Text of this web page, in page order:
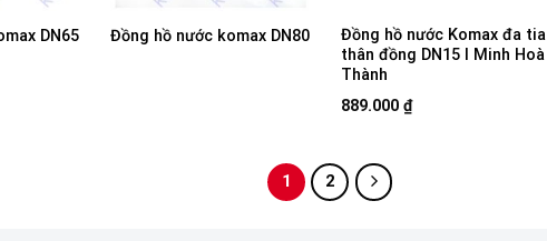
DN65 Đồng hồ nước komax DN80
Đồng hồ nước Komax đa tia
thân đồng DN15 I Minh Hoà
Thành
889.000₫
1 2